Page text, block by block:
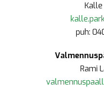
Kalle
puh:
Rami